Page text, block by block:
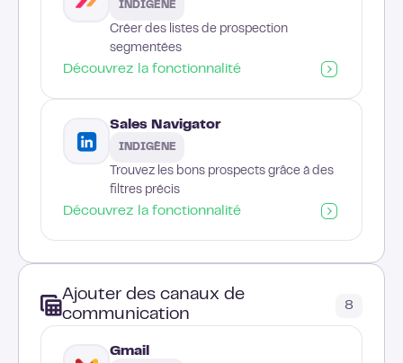
INDIGÈNE
Créer des listes de prospection
segmentées
Découvrez la fonctionnalité
Sales Navigator
INDIGÈNE
Trouvez les bons prospects grâce à des
filtres précis
Découvrez la fonctionnalité
Ajouter des canaux de
communication
8
Gmail